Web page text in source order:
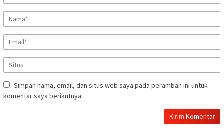
Simpan nama, email, dan situs web saya pada peramban ini untuk
komentar saya berikutnya.